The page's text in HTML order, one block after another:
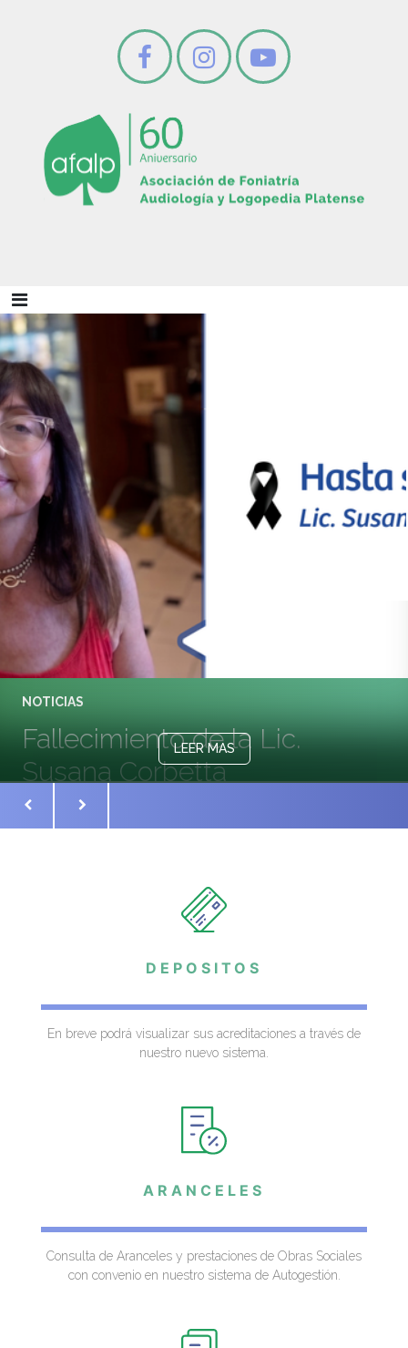
NOTICIAS
Fallecimiento de la Lic.
Susana Corbetta
LEER MAS
DEPOSITOS
En breve podrá visualizar sus acreditaciones a través de
nuestro nuevo sistema.
ARANCELES
Consulta de Aranceles y prestaciones de Obras Sociales
con convenio en nuestro sistema de Autogestión.